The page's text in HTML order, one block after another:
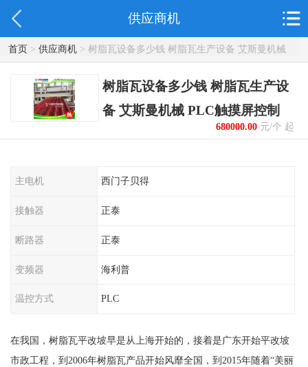
供应商机
首页> 供应商机> 树脂瓦设备多少钱 树脂瓦生产设备 艾斯曼机械
PLC触摸屏控制
树脂瓦设备多少钱 树脂瓦生产设
备 艾斯曼机械 PLC触摸屏控制
680000.00元/个 起
主电机 西门子贝得
接触器 正泰
断路器 正泰
变频器 海利普
温控方式 PLC
在我国，树脂瓦平改坡早是从上海开始的，接着是广东开始平改坡
市政工程，到2006年树脂瓦产品开始风靡全国，到2015年随着“美丽